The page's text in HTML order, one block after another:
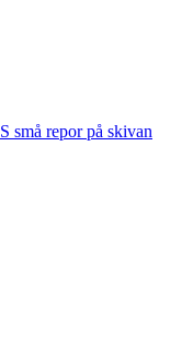
små repor på skivan